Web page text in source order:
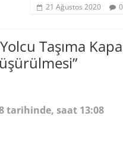
21 Ağustos 2020 0
Taşıma
”
tarihinde, saat 13:08